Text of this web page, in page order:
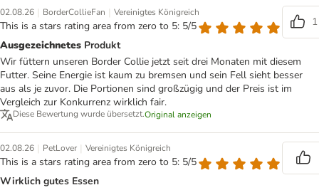
02.08.26 | BorderCollieFan | Vereinigtes Königreich
This is a stars rating area from zero to 5: 5/5
1
Ausgezeichnetes Produkt
Wir füttern unseren Border Collie jetzt seit drei Monaten mit diesem
Futter. Seine Energie ist kaum zu bremsen und sein Fell sieht besser
aus als je zuvor. Die Portionen sind großzügig und der Preis ist im
Vergleich zur Konkurrenz wirklich fair.
Diese Bewertung wurde übersetzt.Original anzeigen
02.08.26 | PetLover | Vereinigtes Königreich
This is a stars rating area from zero to 5: 5/5
Wirklich gutes Essen